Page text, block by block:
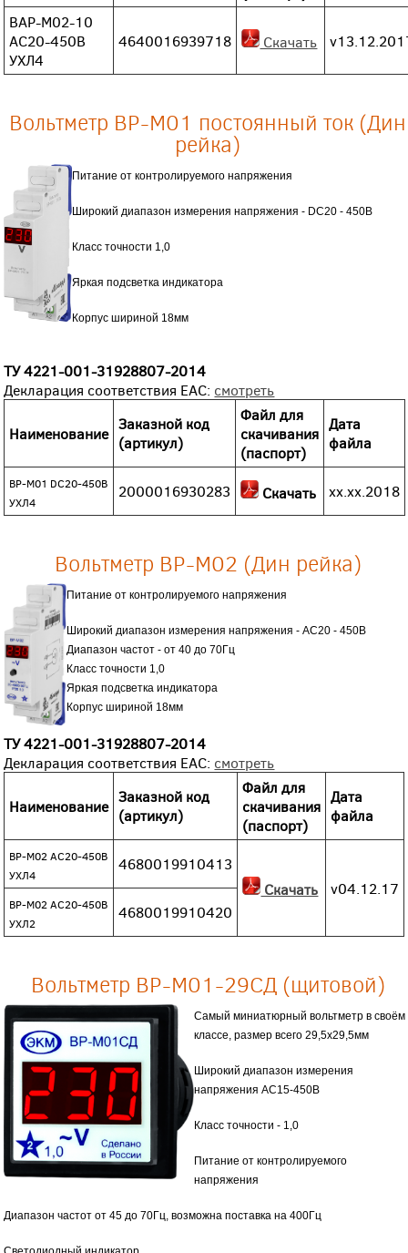
ВАР-М02-10
АС20-450В
УХЛ4
4640016939718 Скачать
Вольтметр ВР-М01 постоянный ток (Дин
рейка)
Питание от контролируемого напряжения
Широкий диапазон измерения напряжения - DС20 - 450В
Класс точности 1,0
Яркая подсветка индикатора
Корпус шириной 18мм
ТУ4221-001-31928807-2014
Декларация соответствия EAC: смотреть
Наименование
Заказной код
(артикул)
Файл для
скачивания
(паспорт)
Дата
файла
ВР-М01 DС20-450В
УХЛ4
2000016930283 Скачать хх.хх.2018
Вольтметр ВР-М02 (Дин рейка)
Питание от контролируемого напряжения
Широкий диапазон измерения напряжения - АС20 - 450В
Диапазон частот - от 40 до 70Гц
Класс точности 1,0
Яркая подсветка индикатора
Корпус шириной 18мм
ТУ4221-001-31928807-2014
Декларация соответствия EAC: смотреть
Наименование
Заказной код
(артикул)
Файл для
скачивания
(паспорт)
Дата
файла
ВР-М02 АС20-450В
УХЛ4
4680019910413
Скачать
v04.12.17
ВР-М02 АС20-450В
УХЛ2
4680019910420
Вольтметр ВР-М01-29СД (щитовой)
Самый миниатюрный вольтметр в своём
классе, размер всего 29,5х29,5мм
Широкий диапазон измерения
напряжения АС15-450В
Класс точности - 1,0
Питание от контролируемого
напряжения
Диапазон частот от 45 до 70Гц, возможна поставка на 400Гц